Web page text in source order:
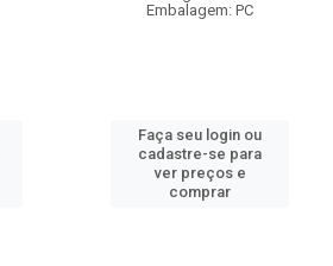
Embalagem: PC
Faça seu login ou
cadastre-se para
ver preços e
comprar